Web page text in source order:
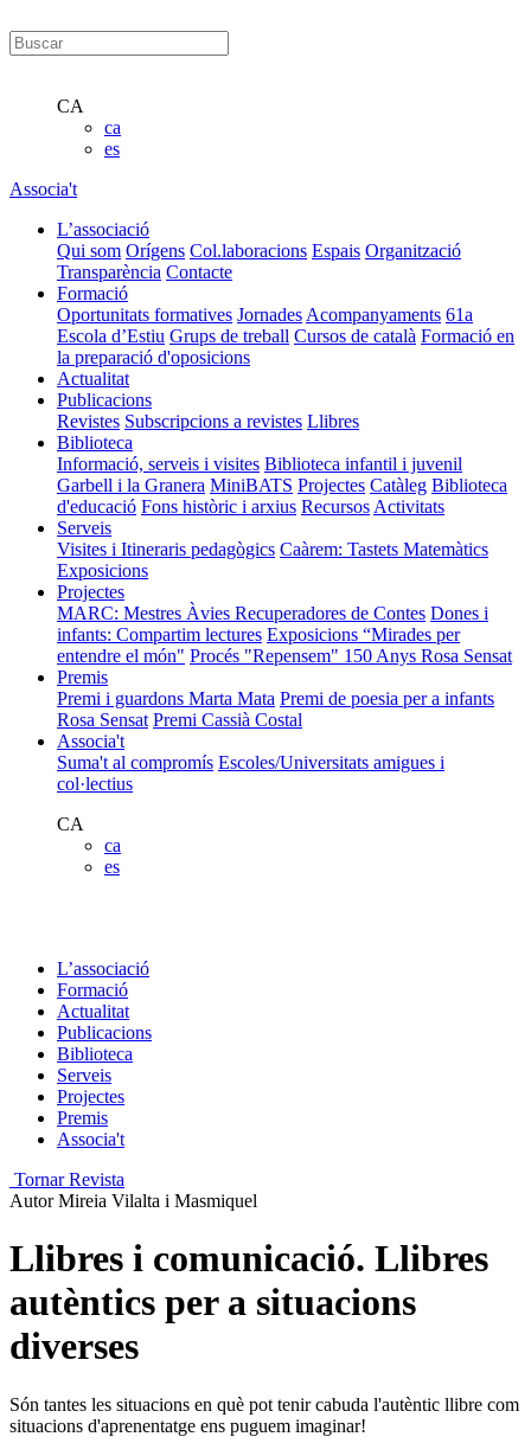
CA
ca
es
Associa't
L’associació
Qui som Orígens Col.laboracions Espais Organització
Transparència Contacte
Formació
Oportunitats formatives Jornades Acompanyaments 61a
Escola d’Estiu Grups de treball Cursos de català Formació en
la preparació d'oposicions
Actualitat
Publicacions
Revistes Subscripcions a revistes Llibres
Biblioteca
Informació, serveis i visites Biblioteca infantil i juvenil
Garbell i la Granera MiniBATS Projectes Catàleg Biblioteca
d'educació Fons històric i arxius Recursos Activitats
Serveis
Visites i Itineraris pedagògics Caàrem: Tastets Matemàtics
Exposicions
Projectes
MARC: Mestres Àvies Recuperadores de Contes Dones i
infants: Compartim lectures Exposicions “Mirades per
entendre el món" Procés "Repensem" 150 Anys Rosa Sensat
Premis
Premi i guardons Marta Mata Premi de poesia per a infants
Rosa Sensat Premi Cassià Costal
Associa't
Suma't al compromís Escoles/Universitats amigues i
col·lectius
CA
ca
es
L’associació
Formació
Actualitat
Publicacions
Biblioteca
Serveis
Projectes
Premis
Associa't
Tornar Revista
Autor Mireia Vilalta i Masmiquel
Llibres i comunicació. Llibres
autèntics per a situacions
diverses
Són tantes les situacions en què pot tenir cabuda l'autèntic llibre com
situacions d'aprenentatge ens puguem imaginar!